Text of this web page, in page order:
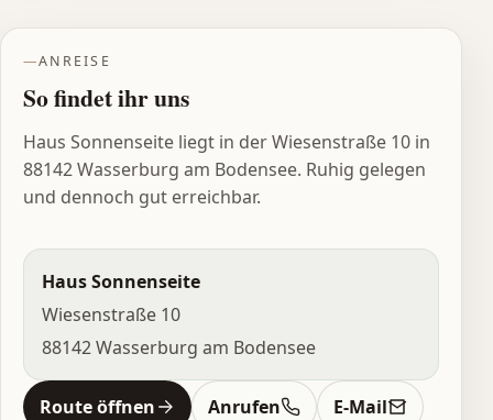
ANREISE
So findet ihr uns
Haus Sonnenseite liegt in der Wiesenstraße 10 in
88142 Wasserburg am Bodensee. Ruhig gelegen
und dennoch gut erreichbar.
Haus Sonnenseite
Wiesenstraße 10
88142 Wasserburg am Bodensee
Route öffnen Anrufen E-Mail